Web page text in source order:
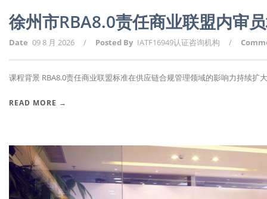
徐州市RBA8.0责任商业联盟内审
Date 09 8 月 2026 / Posted By IATF16949认证咨询机构 /
课程背景 RBA8.0责任商业联盟标准在供应链合规管理领域的影响力持续扩
READ MORE →